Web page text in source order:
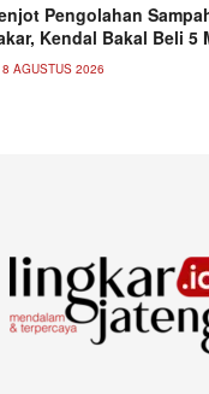
Pengolahan
Kendal Bakal Beli 5
8 AGUSTUS 2026